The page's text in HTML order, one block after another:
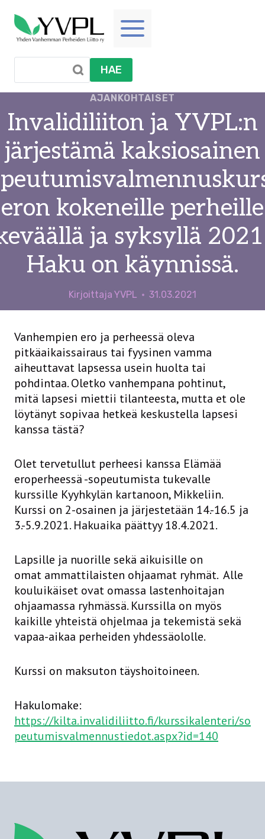
sisältöön
HAE
AJANKOHTAISET
Invalidiliiton ja YVPL:n
järjestämä kaksiosainen
eron kokeneille perheille
ja syksyllä
Haku on käynnissä.
Kirjoittaja YVPL 31.03.2021
Vanhempien ero ja perheessä oleva
pitkäaikaissairaus tai fyysinen vamma
aiheuttavat lapsessa usein huolta tai
pohdintaa. Oletko vanhempana pohtinut,
mitä lapsesi miettii tilanteesta, mutta et ole
löytänyt sopivaa hetkeä keskustella lapsesi
kanssa tästä?
Olet tervetullut perheesi kanssa Elämää
eroperheessä -sopeutumista tukevalle
kurssille Kyyhkylän kartanoon, Mikkeliin.
Kurssi on 2-osainen ja järjestetään 14.-16.5 ja
3.-5.9.2021. Hakuaika päättyy 18.4.2021.
Lapsille ja nuorille sekä aikuisille on
omat ammattilaisten ohjaamat ryhmät. Alle
kouluikäiset ovat omassa lastenhoitajan
ohjaamassa ryhmässä. Kurssilla on myös
kaikille yhteistä ohjelmaa ja tekemistä sekä
vapaa-aikaa perheiden yhdessäololle.
Kurssi on maksuton täyshoitoineen.
Hakulomake:
https://kilta.invalidiliitto.fi/kurssikalenteri/so
peutumisvalmennustiedot.aspx?id=140